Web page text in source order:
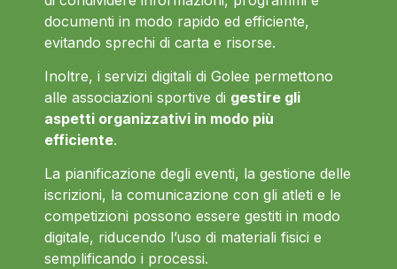
documenti in modo rapido ed efficiente,
evitando sprechi di carta e risorse.
Inoltre, i servizi digitali di Golee permettono
alle associazioni sportive di gestire gli
aspetti organizzativi in modo più
efficiente.
La pianificazione degli eventi, la gestione delle
iscrizioni, la comunicazione con gli atleti e le
competizioni possono essere gestiti in modo
digitale, riducendo l’uso di materiali fisici e
semplificando i processi.